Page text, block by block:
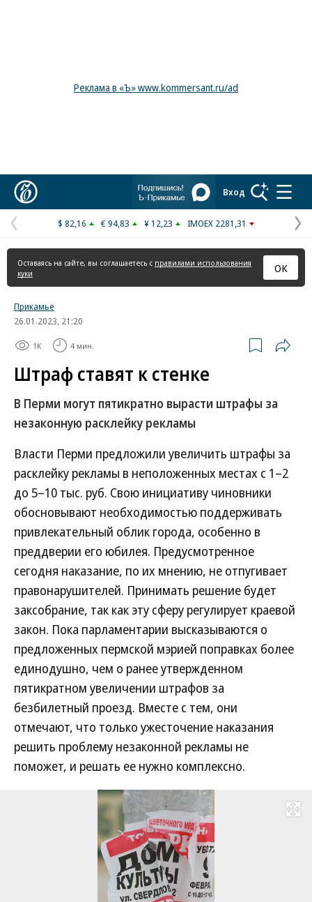
Реклама в «Ъ» www.kommersant.ru/ad
Вход
Предыдущая
страница
$ 82,16 € 94,83 ¥ 12,23 IMOEX 2281,31
Оставаясь на сайте, вы соглашаетесь с правилами использования
куки
ОК
Прикамье
26.01.2023, 21:20
1K 4 мин.
Штраф ставят к стенке
В Перми могут пятикратно вырасти штрафы за
незаконную расклейку рекламы
Власти Перми предложили увеличить штрафы за
расклейку рекламы в неположенных местах с 1–2
до 5–10 тыс. руб. Свою инициативу чиновники
обосновывают необходимостью поддерживать
привлекательный облик города, особенно в
преддверии его юбилея. Предусмотренное
сегодня наказание, по их мнению, не отпугивает
правонарушителей. Принимать решение будет
заксобрание, так как эту сферу регулирует краевой
закон. Пока парламентарии высказываются о
предложенных пермской мэрией поправках более
единодушно, чем о ранее утвержденном
пятикратном увеличении штрафов за
безбилетный проезд. Вместе с тем, они
отмечают, что только ужесточение наказания
решить проблему незаконной рекламы не
поможет, и решать ее нужно комплексно.
Развернуть